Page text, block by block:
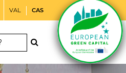
VAL CAS